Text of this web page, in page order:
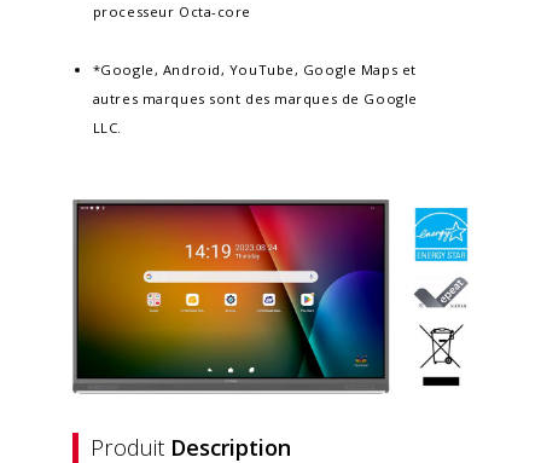
processeur Octa-core
*Google, Android, YouTube, Google Maps et
autres marques sont des marques de Google
LLC.
Produit Description